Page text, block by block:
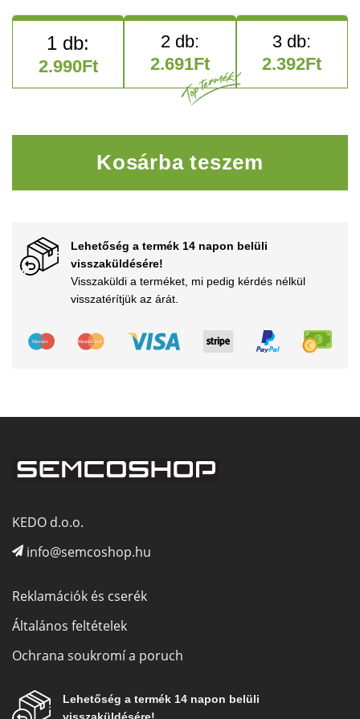
2.990Ft 2.691Ft 2.392Ft
Kosárba teszem
Lehetőség a termék 14 napon belüli
visszaküldésére!
Visszaküldi a terméket, mi pedig kérdés nélkül
visszatérítjük az árát.
KEDO d.o.o.
info@semcoshop.hu
Reklamációk és cserék
Általános feltételek
Ochrana soukromí a poruch
Lehetőség a termék 14 napon belüli
visszaküldésére!